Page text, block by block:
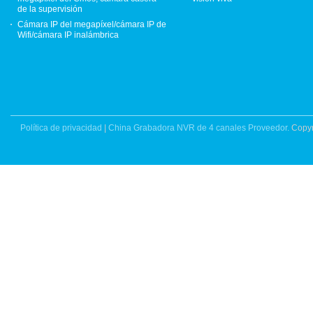
de la supervisión
Cámara IP del megapíxel/cámara IP de
Wifi/cámara IP inalámbrica
Política de privacidad China Grabadora NVR de 4 canales Proveedor.